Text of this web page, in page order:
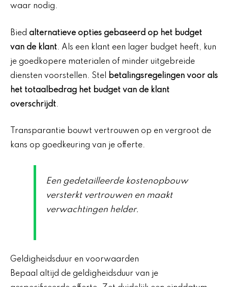
waar nodig.
Bied alternatieve opties gebaseerd op het budget
van de klant. Als een klant een lager budget heeft, kun
je goedkopere materialen of minder uitgebreide
diensten voorstellen. Stel
betalingsregelingen voor als
het totaalbedrag het budget van de klant
overschrijdt.
Transparantie bouwt vertrouwen op en vergroot de
kans op goedkeuring van je offerte.
Een gedetailleerde kostenopbouw
versterkt vertrouwen en maakt
verwachtingen helder.
Geldigheidsduur en voorwaarden
Bepaal altijd de geldigheidsduur van je